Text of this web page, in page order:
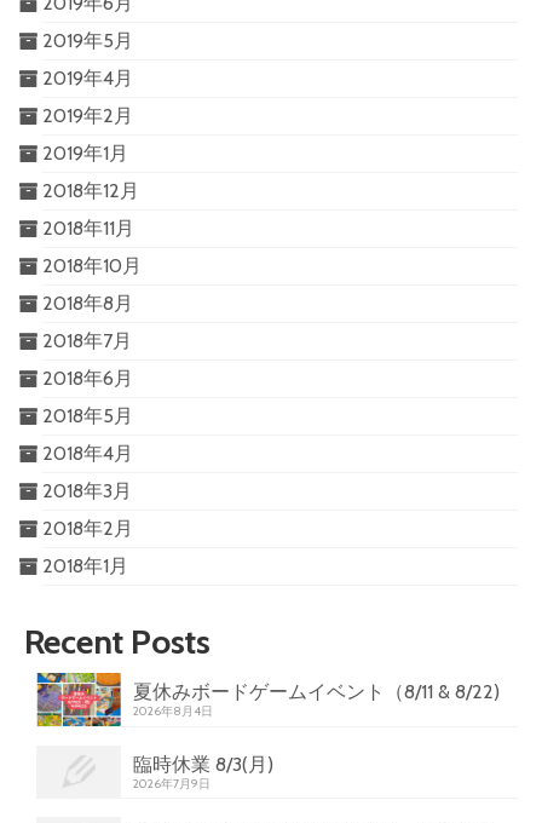
2019年5月
2019年4月
2019年2月
2019年1月
2018年12月
2018年11月
2018年10月
2018年8月
2018年7月
2018年6月
2018年5月
2018年4月
2018年3月
2018年2月
2018年1月
Recent Posts
夏休みボードゲームイベント（8/11 & 8/22)
2026年8月4日
臨時休業 8/3(月)
2026年7月9日